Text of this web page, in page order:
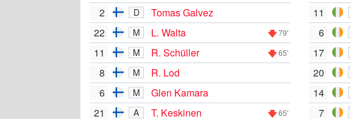
2
D
Tomas Galvez
22
M L. Walta 79'
11 M R. Schüller 65'
8 M
R. Lod
6
M
Glen Kamara
21
A T. Keskinen 65'
11
6
17
20
14
7